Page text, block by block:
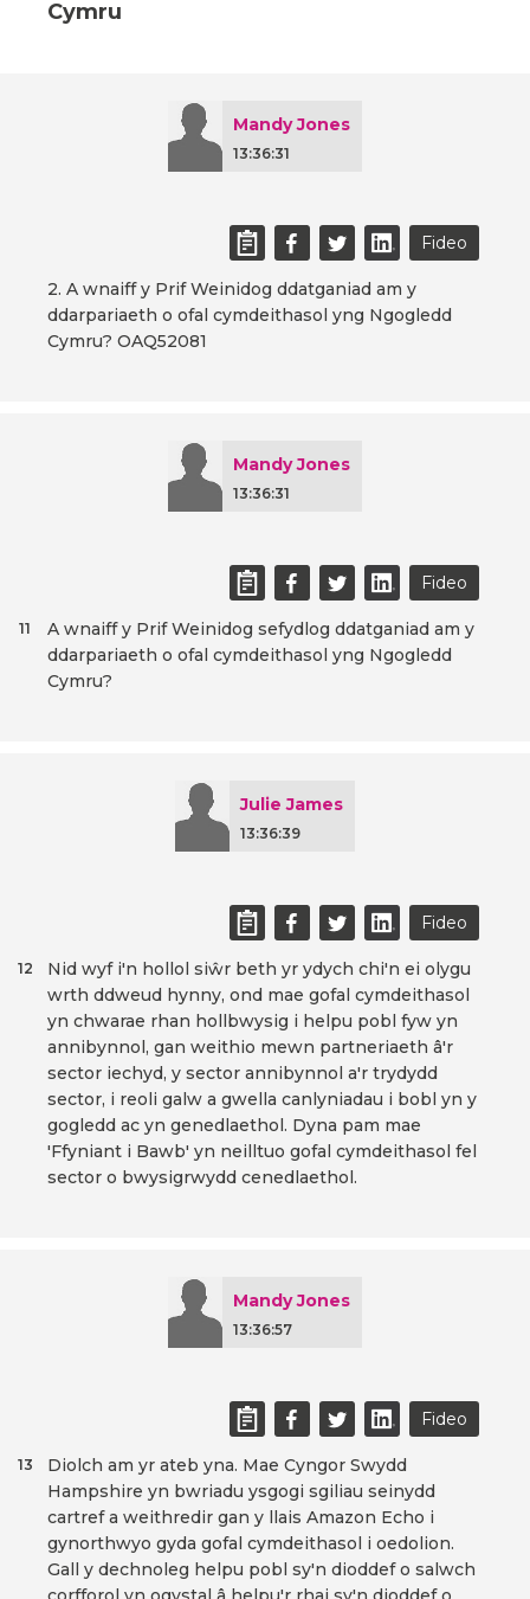
Cymru
Mandy Jones
13:36:31
Fideo
2. A wnaiff y Prif Weinidog ddatganiad am y
ddarpariaeth o ofal cymdeithasol yng Ngogledd
Cymru? OAQ52081
Mandy Jones
13:36:31
Fideo
A wnaiff y Prif Weinidog sefydlog ddatganiad am y
ddarpariaeth o ofal cymdeithasol yng Ngogledd
Cymru?
11
Julie James
13:36:39
Fideo
Nid wyf i'n hollol siŵr beth yr ydych chi'n ei olygu
wrth ddweud hynny, ond mae gofal cymdeithasol
yn chwarae rhan hollbwysig i helpu pobl fyw yn
annibynnol, gan weithio mewn partneriaeth â'r
sector iechyd, y sector annibynnol a'r trydydd
sector, i reoli galw a gwella canlyniadau i bobl yn y
gogledd ac yn genedlaethol. Dyna pam mae
'Ffyniant i Bawb' yn neilltuo gofal cymdeithasol fel
sector o bwysigrwydd cenedlaethol.
12
Mandy Jones
13:36:57
Fideo
Diolch am yr ateb yna. Mae Cyngor Swydd
Hampshire yn bwriadu ysgogi sgiliau seinydd
cartref a weithredir gan y llais Amazon Echo i
gynorthwyo gyda gofal cymdeithasol i oedolion.
Gall y dechnoleg helpu pobl sy'n dioddef o salwch
13